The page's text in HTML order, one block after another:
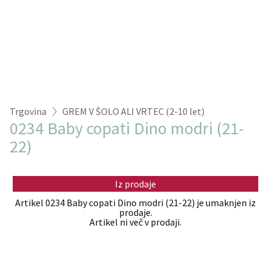
Trgovina GREM V ŠOLO ALI VRTEC (2-10 let)
0234 Baby copati Dino modri (21-
22)
Iz prodaje
Artikel 0234 Baby copati Dino modri (21-22) je umaknjen iz
prodaje.
Artikel ni več v prodaji.